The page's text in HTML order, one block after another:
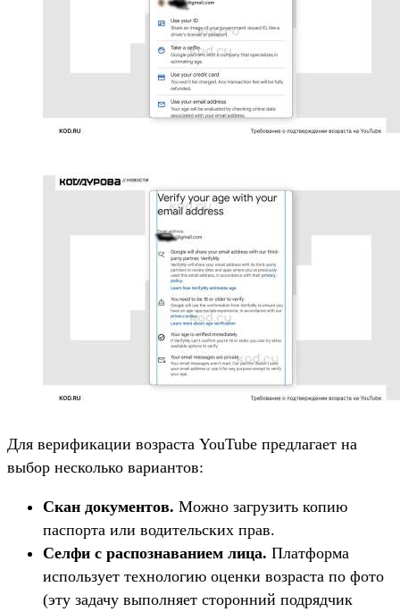
Для верификации возраста YouTube предлагает на
выбор несколько вариантов:
Скан документов. Можно загрузить копию
паспорта или водительских прав.
Селфи с распознаванием лица. Платформа
использует технологию оценки возраста по фото
(эту задачу выполняет сторонний подрядчик